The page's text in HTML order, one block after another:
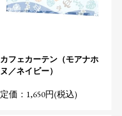
カフェカーテン（モアナホ
ヌ／ネイビー）
定価：1,650円(税込)